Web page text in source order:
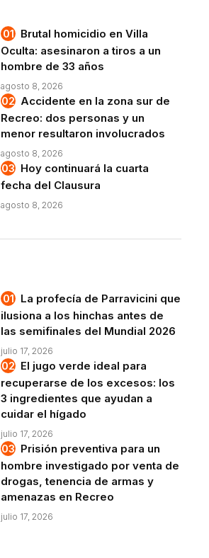
Brutal homicidio en Villa
Oculta: asesinaron a tiros a un
hombre de 33 años
agosto 8, 2026
Accidente en la zona sur de
Recreo: dos personas y un
menor resultaron involucrados
agosto 8, 2026
Hoy continuará la cuarta
fecha del Clausura
agosto 8, 2026
La profecía de Parravicini que
ilusiona a los hinchas antes de
las semifinales del Mundial 2026
julio 17, 2026
El jugo verde ideal para
recuperarse de los excesos: los
3 ingredientes que ayudan a
cuidar el hígado
julio 17, 2026
Prisión preventiva para un
hombre investigado por venta de
drogas, tenencia de armas y
amenazas en Recreo
julio 17, 2026